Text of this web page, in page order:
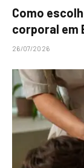
Como
corporal em
26/07/2026